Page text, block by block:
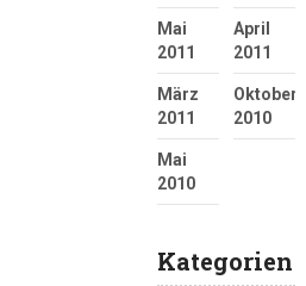
Mai
2011
April
2011
März
2011
Oktober
2010
Mai
2010
Kategorien